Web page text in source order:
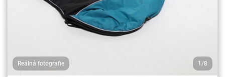
Reálná fotografie 1/8